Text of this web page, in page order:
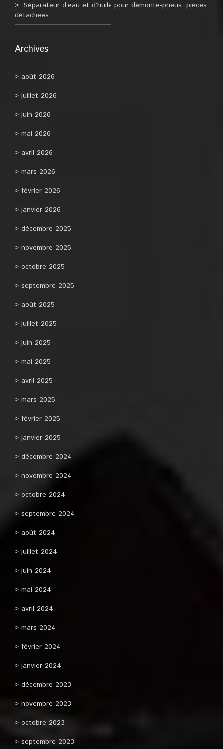
Séparateur d’eau et d’huile pour démonte-pneus, pièces
détachées
Archives
août 2026
juillet 2026
juin 2026
mai 2026
avril 2026
mars 2026
février 2026
janvier 2026
décembre 2025
novembre 2025
octobre 2025
septembre 2025
août 2025
juillet 2025
juin 2025
mai 2025
avril 2025
mars 2025
février 2025
janvier 2025
décembre 2024
novembre 2024
octobre 2024
septembre 2024
août 2024
juillet 2024
juin 2024
mai 2024
avril 2024
mars 2024
février 2024
janvier 2024
décembre 2023
novembre 2023
octobre 2023
septembre 2023